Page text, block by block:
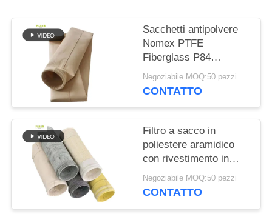
DEL
SITO
POLITICA
SULLA
PRIVACY
Sacchetti antipolvere
Nomex PTFE
Fiberglass P84
resistenti al calore per
caldaie industriali
Negoziabile MOQ:50 pezzi
CONTATTO
Filtro a sacco in
poliestere aramidico
con rivestimento in
PTFE per applicazioni
di combustione
Negoziabile MOQ:50 pezzi
CONTATTO